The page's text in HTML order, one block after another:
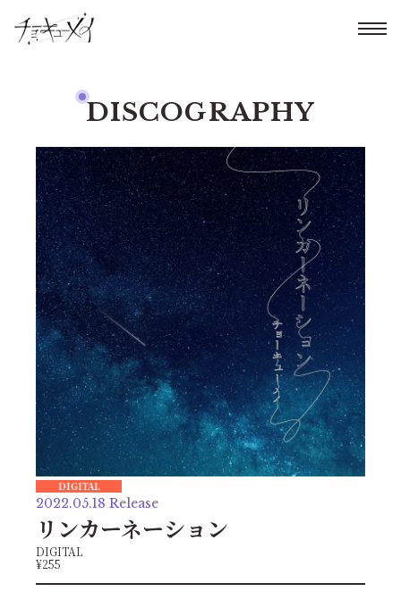
DISCOGRAPHY
DIGITAL
2022.05.18 Release
リンカーネーション
DIGITAL
¥255